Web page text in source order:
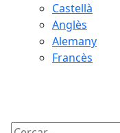
Castellà
Anglès
Alemany
Francès